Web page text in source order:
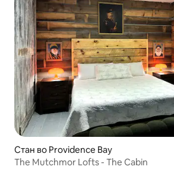
Стан во Providence Bay
The Mutchmor Lofts - The Cabin